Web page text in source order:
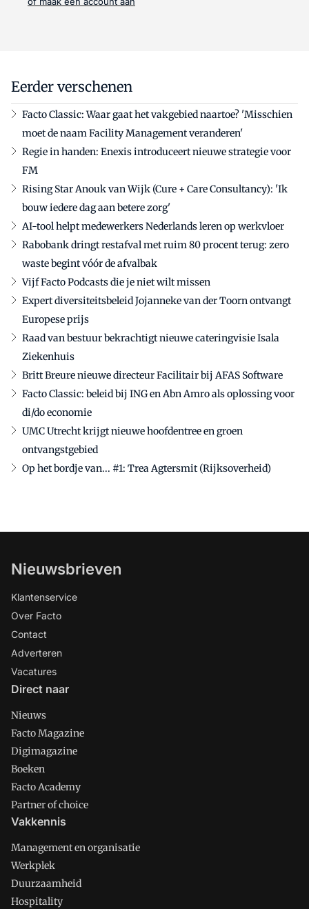
Eerder verschenen
Facto Classic: Waar gaat het vakgebied naartoe? 'Misschien
moet de naam Facility Management veranderen'
Regie in handen: Enexis introduceert nieuwe strategie voor
FM
Rising Star Anouk van Wijk (Cure + Care Consultancy): 'Ik
bouw iedere dag aan betere zorg'
AI-tool helpt medewerkers Nederlands leren op werkvloer
Rabobank dringt restafval met ruim 80 procent terug: zero
waste begint vóór de afvalbak
Vijf Facto Podcasts die je niet wilt missen
Expert diversiteitsbeleid Jojanneke van der Toorn ontvangt
Europese prijs
Raad van bestuur bekrachtigt nieuwe cateringvisie Isala
Ziekenhuis
Britt Breure nieuwe directeur Facilitair bij AFAS Software
Facto Classic: beleid bij ING en Abn Amro als oplossing voor
di/do economie
UMC Utrecht krijgt nieuwe hoofdentree en groen
ontvangstgebied
Op het bordje van... #1: Trea Agtersmit (Rijksoverheid)
Nieuwsbrieven
Klantenservice
Over Facto
Contact
Adverteren
Vacatures
Direct naar
Nieuws
Facto Magazine
Digimagazine
Boeken
Facto Academy
Partner of choice
Vakkennis
Management en organisatie
Werkplek
Duurzaamheid
Hospitality